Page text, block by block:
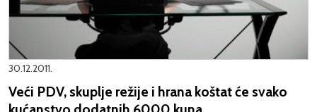
30.12.2011.
Veći PDV, skuplje režije i hrana koštat će svako